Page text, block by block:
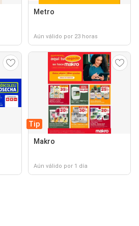
Metro
Aún válido por 23 horas
Tip
Makro
Aún válido por 1 día